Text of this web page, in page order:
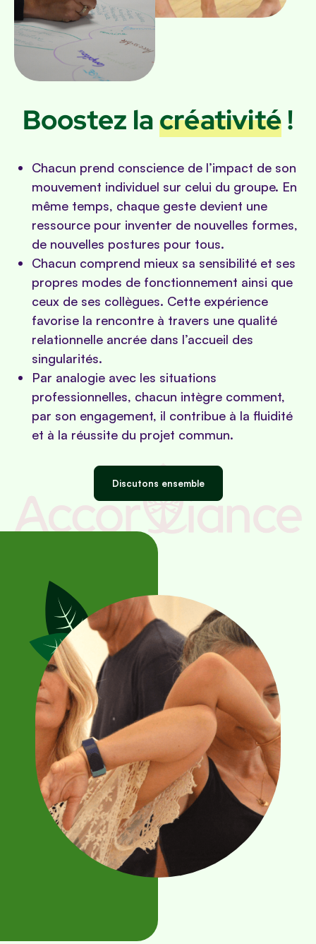
Boostez lacréativité!
Chacun prend conscience de l’impact de son
mouvement individuel sur celui du groupe. En
même temps, chaque geste devient une
ressource pour inventer de nouvelles formes,
de nouvelles postures pour tous.
Chacun comprend mieux sa sensibilité et ses
propres modes de fonctionnement ainsi que
ceux de ses collègues. Cette expérience
favorise la rencontre à travers une qualité
relationnelle ancrée dans l’accueil des
singularités.
Par analogie avec les situations
professionnelles, chacun intègre comment,
par son engagement, il contribue à la fluidité
et à la réussite du projet commun.
Discutons ensemble